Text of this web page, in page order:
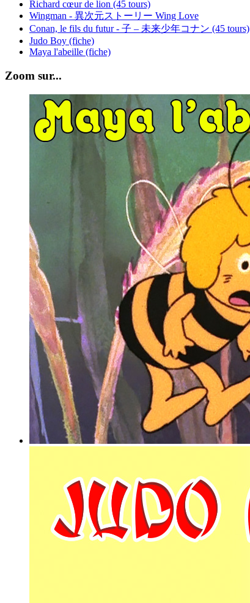
Richard cœur de lion (45 tours)
Wingman - 異次元ストーリー Wing Love
Conan, le fils du futur - 子 – 未来少年コナン (45 tours)
Judo Boy (fiche)
Maya l'abeille (fiche)
Zoom sur...